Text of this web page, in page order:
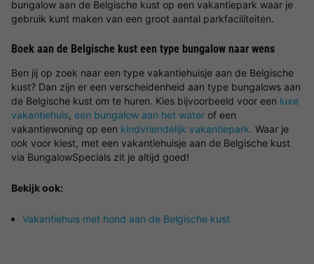
bungalow aan de Belgische kust op een vakantiepark waar je
gebruik kunt maken van een groot aantal parkfaciliteiten.
Boek aan de Belgische kust een type bungalow naar wens
Ben jij op zoek naar een type vakantiehuisje aan de Belgische
kust? Dan zijn er een verscheidenheid aan type bungalows aan
de Belgische kust om te huren. Kies bijvoorbeeld voor een luxe
vakantiehuis, een bungalow aan het water of een
vakantiewoning op een kindvriendelijk vakantiepark. Waar je
ook voor kiest, met een vakantiehuisje aan de Belgische kust
via BungalowSpecials zit je altijd goed!
Bekijk ook:
Vakantiehuis met hond aan de Belgische kust